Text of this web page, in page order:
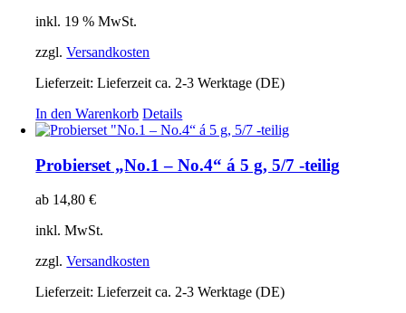
inkl. 19 % MwSt.
zzgl.Versandkosten
Lieferzeit:Lieferzeit ca. 2-3 Werktage (DE)
In den Warenkorb Details
Probierset „No.1 – No.4“ á 5 g, 5/7 -teilig
ab 14,80€
inkl. MwSt.
zzgl.Versandkosten
Lieferzeit:Lieferzeit ca. 2-3 Werktage (DE)